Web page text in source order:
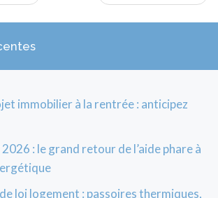
immobilier à la rentrée : anticipez
: le grand retour de l’aide phare à
loi logement : passoires thermiques,